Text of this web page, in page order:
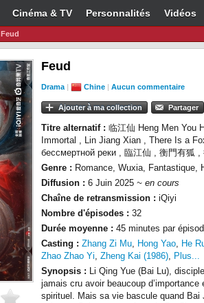
Cinéma & TV Personnalités Vidéos
Feud
Feud
Drama | Chine | Aucun commentaire
Ajouter à ma collection Partager
Titre alternatif : 临江仙 Heng Men You
Immortal , Lin Jiang Xian , There Is a
бессмертной реки , 臨江仙 , 衡門有狐 ,
Genre : Romance, Wuxia, Fantastique,
Diffusion : 6 Juin 2025 ~ en cours
Chaîne de retransmission : iQiyi
Nombre d'épisodes : 32
Durée moyenne : 45 minutes par
Casting : Zhang Zi Mu, Hong Yao, He
Zhao Zhao Yi, Zheng Kai (1986), Plus...
Synopsis : Li Qing Yue (Bai Lu),
jamais cru avoir beaucoup
spirituel. Mais sa vie bascule quand Bai